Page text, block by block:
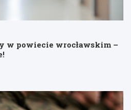
w powiecie wrocławskim –